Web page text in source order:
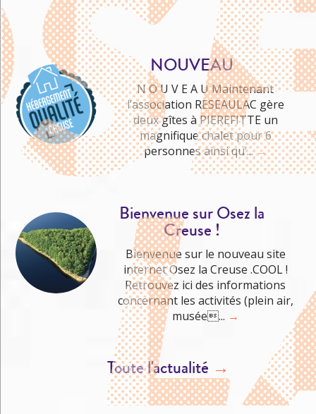
NOUVEAU
N O U V E A U Maintenant
l’association RESEAULAC gère
deux gîtes à PIEREFITTE un
magnifique chalet pour 6
personnes ainsi qu’...→
Bienvenue sur Osez la
Creuse !
Bienvenue sur le nouveau site
internet Osez la Creuse .COOL !
Retrouvez ici des informations
concernant les activités (plein air,
musée... →
Toute l'actualité →
Me cultiver